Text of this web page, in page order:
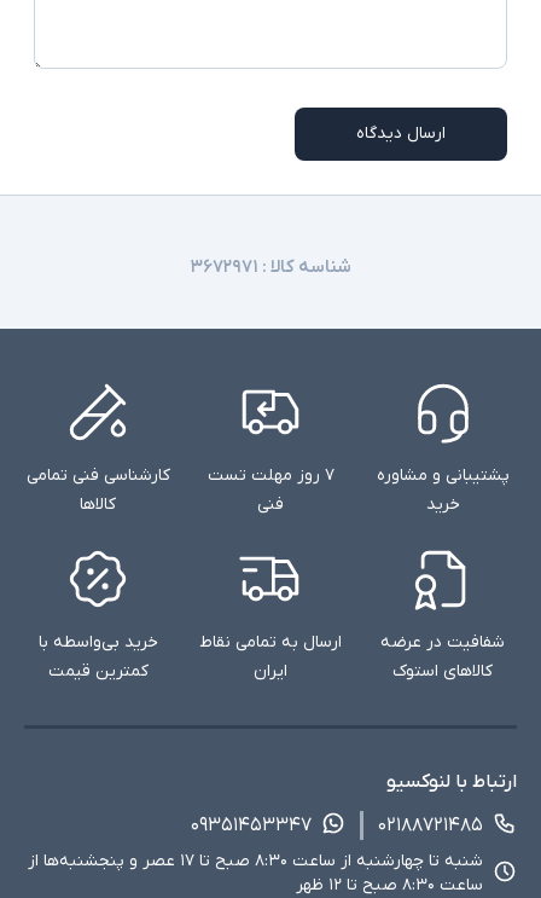
ارسال دیدگاه
شناسه کالا : ۳۶۷۲۹۷۱
پشتیبانی و مشاوره
خرید
۷ روز مهلت تست
فنی
کارشناسی فنی تمامی
کالاها
شفافیت در عرضه
کالاهای استوک
ارسال به تمامی نقاط
ایران
خرید بی‌واسطه با
کمترین قیمت
ارتباط با لنوکسیو
۰۲۱۸۸۷۲۱۴۸۵
۰۹۳۵۱۴۵۳۳۴۷
شنبه تا چهارشنبه از ساعت ۸:۳۰ صبح تا ۱۷ عصر و پنجشنبه‌ها از
ساعت ۸:۳۰ صبح تا ۱۲ ظهر